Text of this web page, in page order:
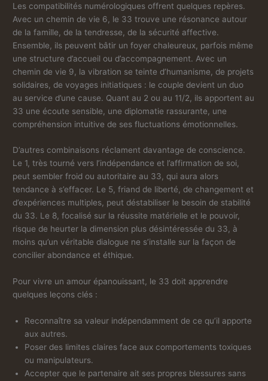
Les compatibilités numérologiques offrent quelques repères.
Avec un chemin de vie 6, le 33 trouve une résonance autour
de la famille, de la tendresse, de la sécurité affective.
Ensemble, ils peuvent bâtir un foyer chaleureux, parfois même
une structure d’accueil ou d’accompagnement. Avec un
chemin de vie 9, la vibration se teinte d’humanisme, de projets
solidaires, de voyages initiatiques : le couple devient un duo
au service d’une cause. Quant au 2 ou au 11/2, ils apportent au
33 une écoute sensible, une diplomatie rassurante, une
compréhension intuitive de ses fluctuations émotionnelles.
D’autres combinaisons réclament davantage de conscience.
Le 1, très tourné vers l’indépendance et l’affirmation de soi,
peut sembler froid ou autoritaire au 33, qui aura alors
tendance à s’effacer. Le 5, friand de liberté, de changement et
d’expériences multiples, peut déstabiliser le besoin de stabilité
du 33. Le 8, focalisé sur la réussite matérielle et le pouvoir,
risque de heurter la dimension plus désintéressée du 33, à
moins qu’un véritable dialogue ne s’installe sur la façon de
concilier abondance et éthique.
Pour vivre un amour épanouissant, le 33 doit apprendre
quelques leçons clés :
Reconnaître sa valeur indépendamment de ce qu’il apporte
aux autres.
Poser des limites claires face aux comportements toxiques
ou manipulateurs.
Accepter que le partenaire ait ses propres blessures sans